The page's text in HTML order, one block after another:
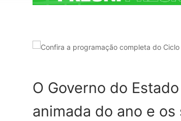
O Governo do
animada do ano e